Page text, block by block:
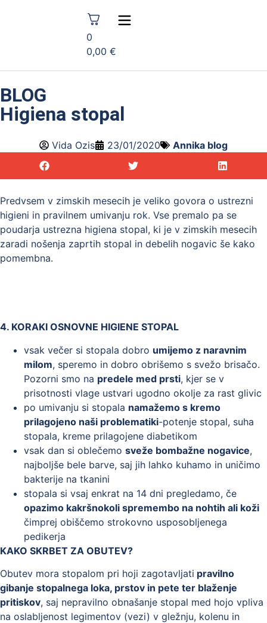
0
0,00 €
BLOG
Higiena stopal
Vida Ozis 23/01/2020 Annika blog
Predvsem v zimskih mesecih je veliko govora o ustrezni
higieni in pravilnem umivanju rok. Vse premalo pa se
poudarja ustrezna higiena stopal, ki je v zimskih mesecih
zaradi nošenja zaprtih stopal in debelih nogavic še kako
pomembna.
4. KORAKI OSNOVNE HIGIENE STOPAL
vsak večer si stopala dobro umijemo z naravnim
milom, speremo in dobro obrišemo s svežo brisačo.
Pozorni smo na predele med prsti, kjer se v
prisotnosti vlage ustvari ugodno okolje za rast glivic
po umivanju si stopala namažemo s kremo
prilagojeno naši problematiki-potenje stopal, suha
stopala, kreme prilagojene diabetikom
vsak dan si oblečemo sveže bombažne nogavice,
najboljše bele barve, saj jih lahko kuhamo in uničimo
bakterije na tkanini
stopala si vsaj enkrat na 14 dni pregledamo, če
opazimo kakršnokoli spremembo na nohtih ali koži
čimprej obiščemo strokovno usposobljenega
pedikerja
KAKO SKRBET ZA OBUTEV?
Obutev mora stopalom pri hoji zagotavljati pravilno
gibanje stopalnega loka, prstov in pete ter blaženje
pritiskov, saj nepravilno obnašanje stopal med hojo vpliva
na oslabljenost legimentov (vezi) v gležnju, kolenu in